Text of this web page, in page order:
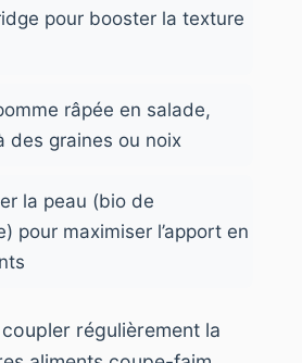
pour booster la texture
râpée en salade,
des graines ou noix
la peau (bio de
pour maximiser l’apport en
régulièrement la